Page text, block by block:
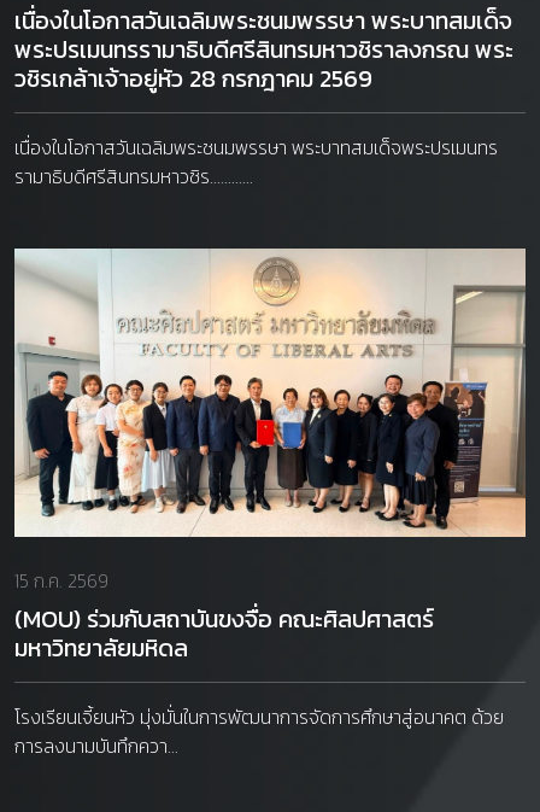
เนื่องในโอกาสวันเฉลิมพระชนมพรรษา พระบาทสมเด็จ
พระปรเมนทรรามาธิบดีศรีสินทรมหาวชิราลงกรณ พระ
วชิรเกล้าเจ้าอยู่หัว 28 กรกฎาคม 2569
เนื่องในโอกาสวันเฉลิมพระชนมพรรษา พระบาทสมเด็จพระปรเมนทร
รามาธิบดีศรีสินทรมหาวชิร............
15 ก.ค. 2569
(MOU) ร่วมกับสถาบันขงจื่อ คณะศิลปศาสตร์
มหาวิทยาลัยมหิดล
โรงเรียนเจี้ยนหัว มุ่งมั่นในการพัฒนาการจัดการศึกษาสู่อนาคต ด้วย
การลงนามบันทึกควา...